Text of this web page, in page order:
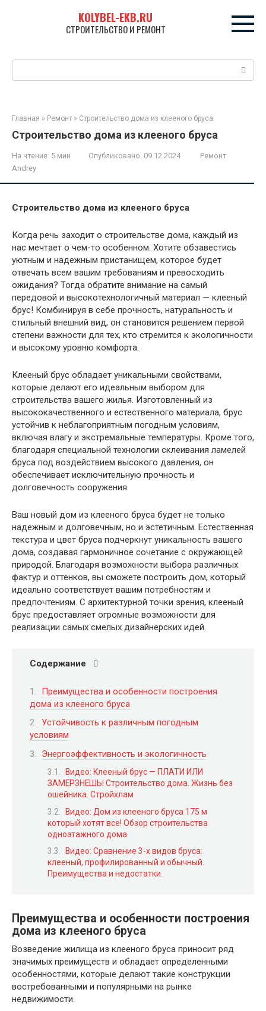
KOLYBEL-EKB.RU
СТРОИТЕЛЬСТВО И РЕМОНТ
Главная » Ремонт » Строительство дома из клееного бруса
Строительство дома из клееного бруса
На чтение: 5 мин Опубликовано: 09.12.2024
Ремонт
Andrey
Строительство дома из клееного бруса
Когда речь заходит о строительстве дома, каждый из
нас мечтает о чем-то особенном. Хотите обзавестись
уютным и надежным пристанищем, которое будет
отвечать всем вашим требованиям и превосходить
ожидания? Тогда обратите внимание на самый
передовой и высокотехнологичный материал — клееный
брус! Комбинируя в себе прочность, натуральность и
стильный внешний вид, он становится решением первой
степени важности для тех, кто стремится к экологичности
и высокому уровню комфорта.
Клееный брус обладает уникальными свойствами,
которые делают его идеальным выбором для
строительства вашего жилья. Изготовленный из
высококачественного и естественного материала, брус
устойчив к неблагоприятным погодным условиям,
включая влагу и экстремальные температуры. Кроме того,
благодаря специальной технологии склеивания ламелей
бруса под воздействием высокого давления, он
обеспечивает исключительную прочность и
долговечность сооружения.
Ваш новый дом из клееного бруса будет не только
надежным и долговечным, но и эстетичным. Естественная
текстура и цвет бруса подчеркнут уникальность вашего
дома, создавая гармоничное сочетание с окружающей
природой. Благодаря возможности выбора различных
фактур и оттенков, вы сможете построить дом, который
идеально соответствует вашим потребностям и
предпочтениям. С архитектурной точки зрения, клееный
брус предоставляет огромные возможности для
реализации самых смелых дизайнерских идей.
Содержание
Преимущества и особенности построения
дома из клееного бруса
Устойчивость к различным погодным
условиям
Энергоэффективность и экологичность
Видео: Клееный брус — ПЛАТИ ИЛИ
ЗАМЕРЗНЕШЬ! Строительство дома. Жизнь без
ошейника. Стройхлам
Видео: Дом из клееного бруса 175 м
который хотят все! Обзор строительства
одноэтажного дома
Видео: Сравнение 3-х видов бруса:
клееный, профилированный и обычный.
Преимущества и недостатки.
Преимущества и особенности построения
дома из клееного бруса
Возведение жилища из клееного бруса приносит ряд
значимых преимуществ и обладает определенными
особенностями, которые делают такие конструкции
востребованными и популярными на рынке
недвижимости.